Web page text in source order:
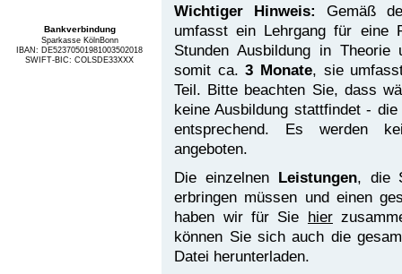
Bankverbindung
Sparkasse KölnBonn
IBAN: DE52370501981003502018
SWIFT-BIC: COLSDE33XXX
Wichtiger Hinweis: Gemäß
umfasst ein Lehrgang für eine
Stunden Ausbildung in
somit ca.3 Monate, sie
Teil. Bitte beachten Sie, dass
keine Ausbildung stattfindet -
entsprechend. Es werden
angeboten.
Die einzelnen Leistungen, die
erbringen müssen und einen
haben wir für Sie hier
können Sie sich auch die
Datei herunterladen.